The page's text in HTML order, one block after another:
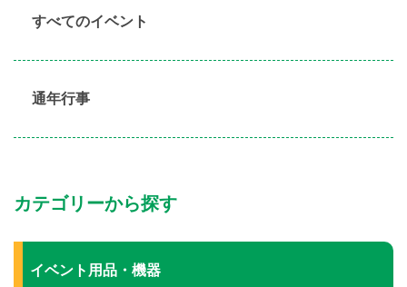
すべてのイベント
通年行事
カテゴリーから探す
イベント用品・機器